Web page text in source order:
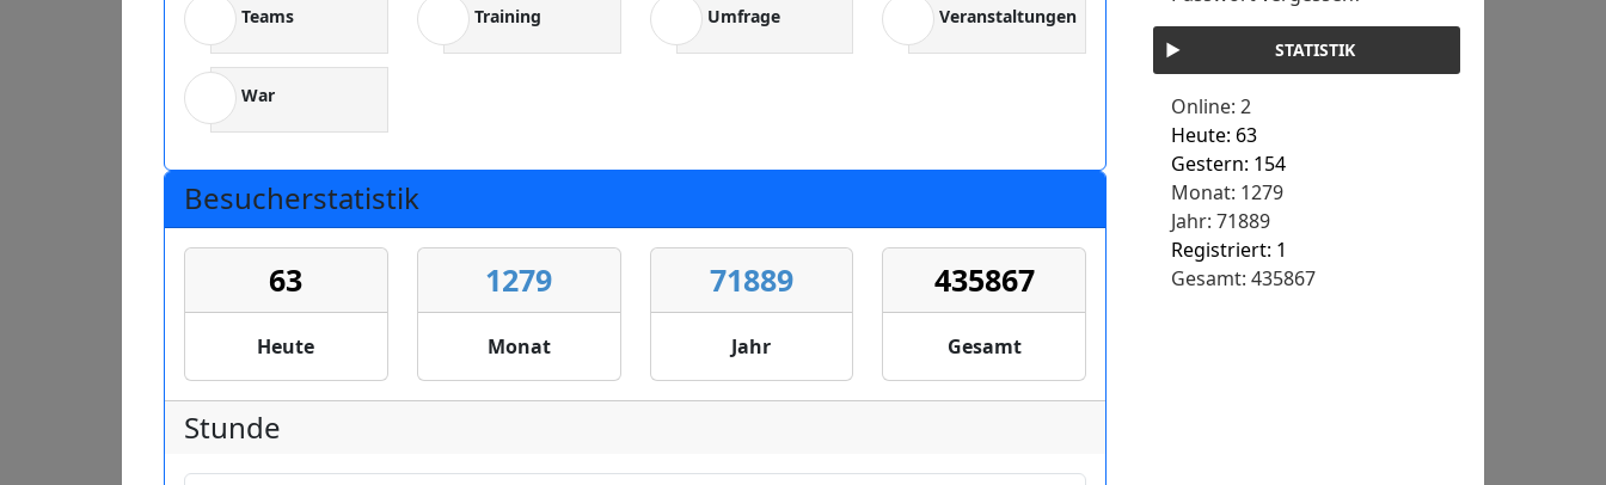
Teams Training Umfrage Veranstaltungen
War
Besucherstatistik
63
Heute
1279
Monat
71889
Jahr
435867
Gesamt
Stunde
STATISTIK
Online: 2
Heute: 63
Gestern: 154
Monat: 1279
Jahr: 71889
Registriert: 1
Gesamt: 435867